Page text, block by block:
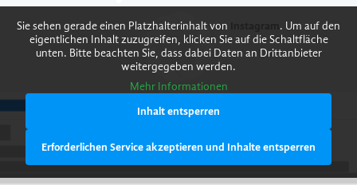
Sie sehen gerade einen Platzhalterinhalt von
. Um auf den
eigentlichen Inhalt zuzugreifen, klicken Sie auf die Schaltfläche
unten. Bitte beachten Sie, dass dabei Daten an Drittanbieter
weitergegeben werden.
Mehr Informationen
Inhalt entsperren
Erforderlichen Service akzeptieren und Inhalte entsperren